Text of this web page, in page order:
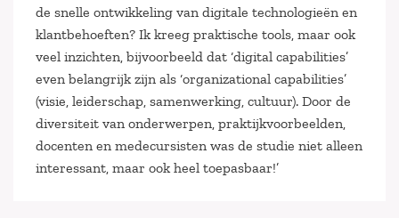
de snelle ontwikkeling van digitale technologieën en
klantbehoeften? Ik kreeg praktische tools, maar ook
veel inzichten, bijvoorbeeld dat ‘digital capabilities’
even belangrijk zijn als ‘organizational capabilities’
(visie, leiderschap, samenwerking, cultuur). Door de
diversiteit van onderwerpen, praktijkvoorbeelden,
docenten en medecursisten was de studie niet alleen
interessant, maar ook heel toepasbaar!’